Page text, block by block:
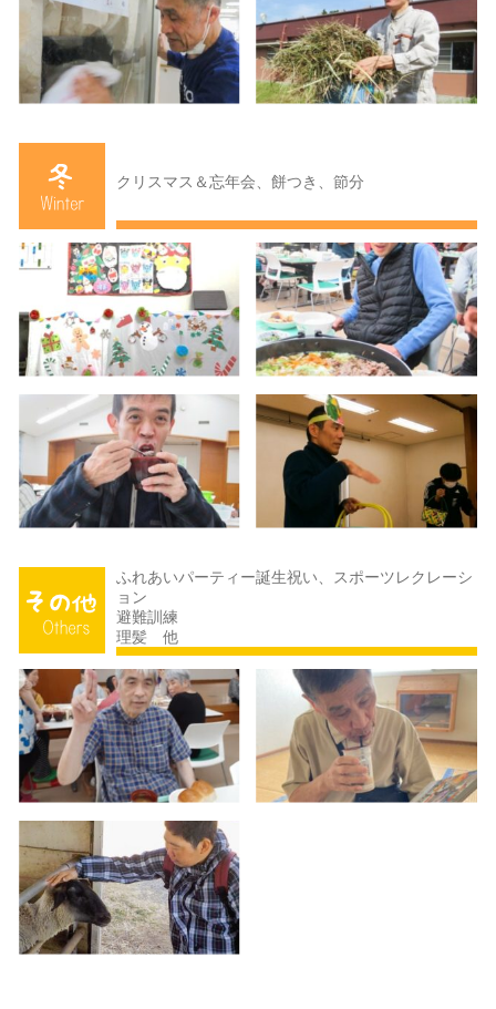
クリスマス＆忘年会、餅つき、節分
ふれあいパーティー誕生祝い、スポーツレクレーシ
ョン
避難訓練
理髪 他